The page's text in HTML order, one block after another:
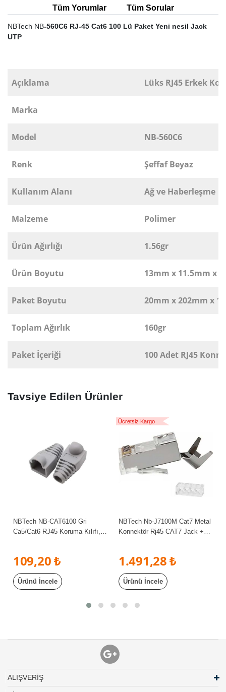
Tüm Yorumlar Tüm Sorular
NBTech NB-560C6 RJ-45 Cat6 100 Lü Paket Yeni nesil Jack
UTP
Açıklama Lüks RJ45 Erkek
Marka
Model NB-560C6
Renk Şeffaf Beyaz
Kullanım Alanı Ağ ve Haberleşme
Malzeme Polimer
Ürün Ağırlığı 1.56gr
Ürün Boyutu 13mm x 11.5mm x
Paket Boyutu 20mm x 202mm x
Toplam Ağırlık 160gr
Paket İçeriği 100 Adet RJ45
Tavsiye Edilen Ürünler
NBTech NB-CAT6100 Gri
Ca5/Cat6 RJ45 Koruma Kılıfı,
109,20 ₺
Ürünü İncele
Ücretsiz Kargo
NBTech Nb-J7100M Cat7 Metal
Konnektör Rj45 CAT7 Jack +
1.491,28 ₺
Ürünü İncele
ALIŞVERİŞ